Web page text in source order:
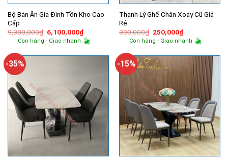
Bộ Bàn Ăn Gia Đình Tồn Kho Cao
Cấp
9,300,000₫ Giá
gốc
là:
6,100,000₫Giá
hiện
tại
6,100,000₫.
Còn hàng - Giao nhanh
Thanh Lý Ghế Chân Xoay Cũ Giá
Rẻ
300,000₫ Giá
gốc
là:
250,000₫Giá
hiện
tại
250,000₫.
Còn hàng - Giao nhanh
-35% -15%